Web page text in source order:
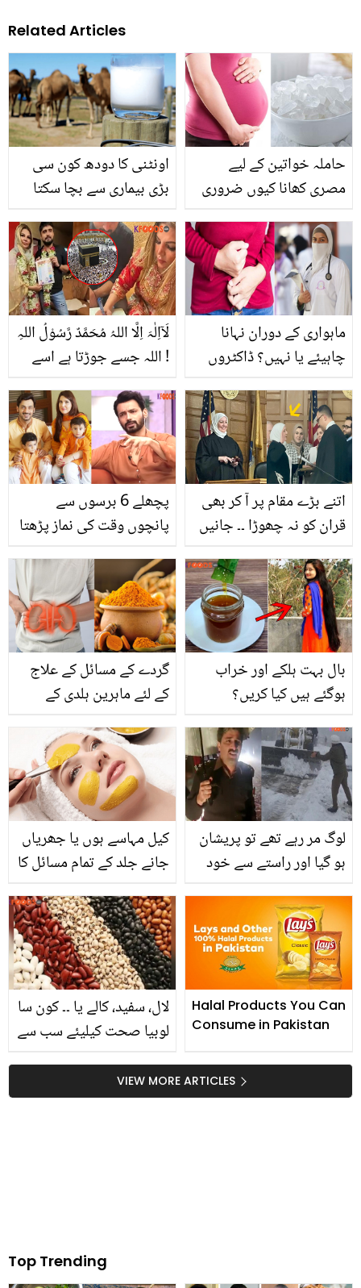
Related Articles
اونٹنی کا دودھ کون سی
بڑی بیماری سے بچا سکتا
حاملہ خواتین کے لیے
مصری کھانا کیوں ضروری
یقین فوائد جنہیں جان کر
آپ دنگ رہ جائیں گے
لَآاِلٰہَ اِلَّا اللہُ مُحَمَّدٌ رَّسُوْلُ اللہِ
! اللہ جسے جوڑتا ہے اسے
قبول کرنے کے بعد راکھی
اپنے شوہر کے ساتھ عمرہ
کرنے کب جائیں گی؟
اداکارہ نے بتادیا
ماہواری کے دوران نہانا
چاہیئے یا نہیں؟ ڈاکٹروں
دے دیئے
پچھلے 6 برسوں سے
پانچوں وقت کی نماز پڑھتا
باوجود زاہد احمد کی
زندگی میں سکون کیوں
نہیں تھا؟
اتنے بڑے مقام پر آ کر بھی
قران کو نہ چھوڑا ۔۔ جانیں
نے کون سا بڑا کارنامہ کیا
جو اس کے استقبال میں
انگریز کھڑے ہو گئے؟ ویڈیو
گردے کے مسائل کے علاج
کے لئے ماہرین ہلدی کے
دیتے ہیں؟ جانئیے اس کے
حیرت انگیز فوائد اور
طریقہ استعمال
بال بہت ہلکے اور خراب
ہوگئے ہیں کیا کریں؟
کریں ایلوویرا سے بنا یہ
زبردست تیل، جو بالوں کے
تمام مسائل حل کرے
کیل مہاسے ہوں یا جھریاں
جانے جلد کے تمام مسائل کا
فیس پیک بنانے کے آسان
طریقے
لوگ مر رہے تھے تو پریشان
ہو گیا اور راستے سے خود
بستہ سردی میں یہ نیک
آفسر کون تھا جو لوگوں کی
جان بچاتا رہا پر خود سویا
نہیں؟
لال، سفید، کالے یا ۔۔ کون سا
لوبیا صحت کیلیئے سب سے
Halal Products You Can
Consume in Pakistan
VIEW MORE ARTICLES
Top Trending